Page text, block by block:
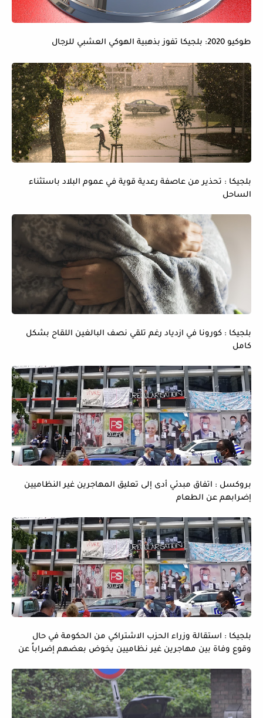
طوكيو 2020: بلجيكا تفوز بذهبية الهوكي العشبي للرجال
بلجيكا : تحذير من عاصفة رعدية قوية في عموم البلاد باستثناء
الساحل
بلجيكا : كورونا في ازدياد رغم تلقي نصف البالغين اللقاح بشكل
كامل
بروكسل : اتفاق مبدئي أدى إلى تعليق المهاجرين غير النظاميين
إضرابهم عن الطعام
بلجيكا : استقالة وزراء الحزب الاشتراكي من الحكومة في حال
وقوع وفاة بين مهاجرين غير نظاميين يخوض بعضهم إضراباً عن